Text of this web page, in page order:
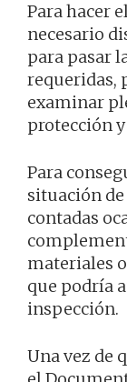
Para hacer
necesario
para pasar
requeridas,
examinar
protección
Para
situación
contadas
materiales
que podría
inspección.
Una vez de